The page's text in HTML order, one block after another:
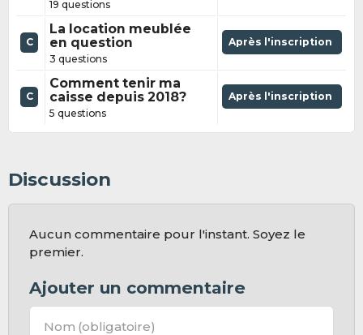
19 questions
C
La location meublée
en question
3 questions
Après l'inscription
C
Comment tenir ma
caisse depuis 2018?
5 questions
Après l'inscription
Discussion
Aucun commentaire pour l'instant. Soyez le
premier.
Ajouter un commentaire
Nom (obligatoire)